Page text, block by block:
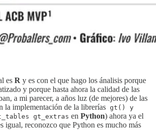
es R y es con el que hago los ánalisis porque
y porque hasta ahora la calidad de las
a mi parecer, a años luz (de mejores) de las
la implementación de la librerías gt() y
gt_extras en Python) ahora ya el
igual, reconozco que Python es mucho más